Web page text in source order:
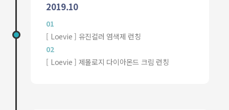
2019.10
01
[ Loevie ] 유진컬러 염색제 런칭
02
[ Loevie ] 제몰로지 다이아몬드 크림 런칭